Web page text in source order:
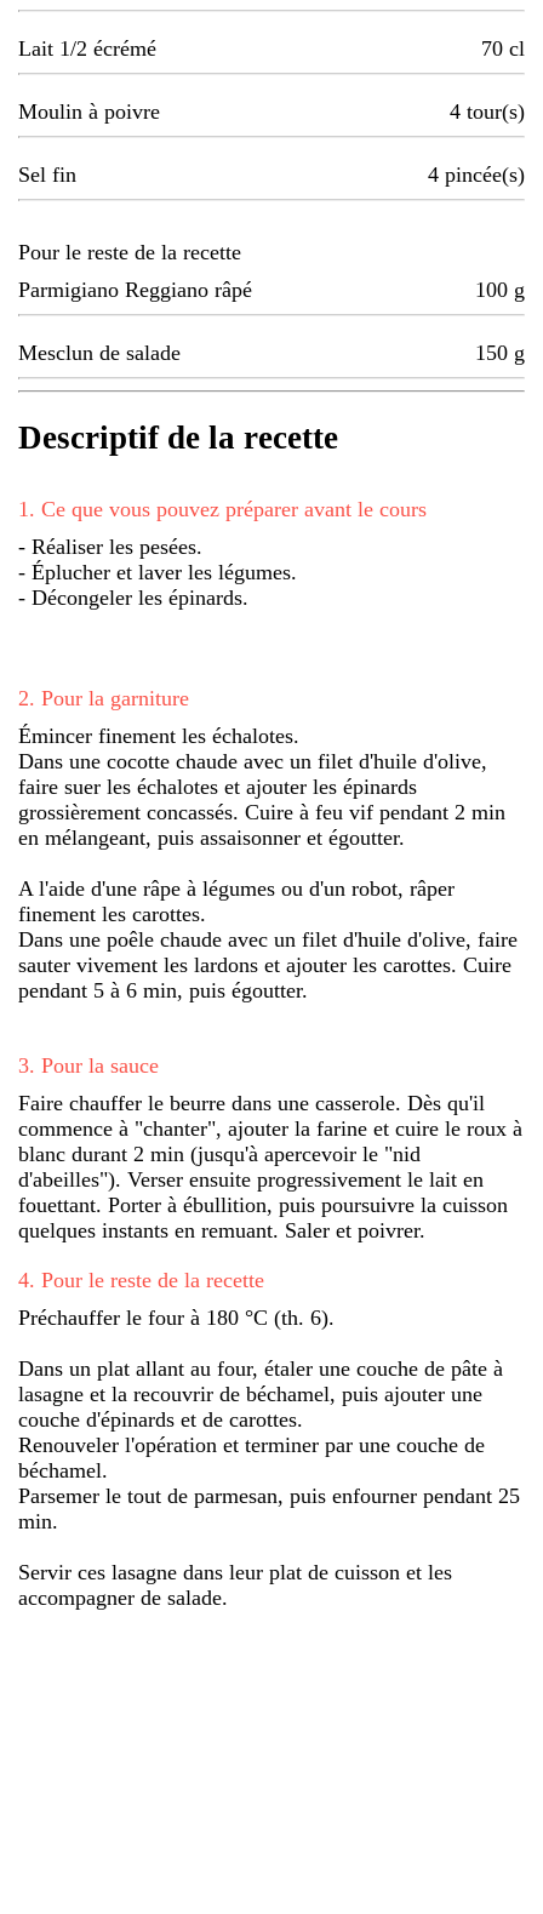
Lait 1/2 écrémé 70 cl
Moulin à poivre 4 tour(s)
Sel fin 4 pincée(s)
Pour le reste de la recette
Parmigiano Reggiano râpé
100 g
Mesclun de salade 150 g
Descriptif de la recette
1 . Ce que vous pouvez préparer avant le cours
- Réaliser les pesées.
- Éplucher et laver les légumes.
- Décongeler les épinards.
2. Pour la garniture
Émincer finement les échalotes.
Dans une cocotte chaude avec un filet d'huile d'olive,
faire suer les échalotes et ajouter les épinards
grossièrement concassés. Cuire à feu vif pendant 2 min
en mélangeant, puis assaisonner et égoutter.
A l'aide d'une râpe à légumes ou d'un robot, râper
finement les carottes.
Dans une poêle chaude avec un filet d'huile d'olive, faire
sauter vivement les lardons et ajouter les carottes. Cuire
pendant 5 à 6 min, puis égoutter.
3. Pour la sauce
Faire chauffer le beurre dans une casserole. Dès qu'il
commence à "chanter", ajouter la farine et cuire le roux à
blanc durant 2 min (jusqu'à apercevoir le "nid
d'abeilles"). Verser ensuite progressivement le lait en
fouettant. Porter à ébullition, puis poursuivre la cuisson
quelques instants en remuant. Saler et poivrer.
4. Pour le reste de la recette
Préchauffer le four à 180 °C (th. 6).
Dans un plat allant au four, étaler une couche de pâte à
lasagne et la recouvrir de béchamel, puis ajouter une
couche d'épinards et de carottes.
Renouveler l'opération et terminer par une couche de
béchamel.
Parsemer le tout de parmesan, puis enfourner pendant 25
min.
Servir ces lasagne dans leur plat de cuisson et les
accompagner de salade.